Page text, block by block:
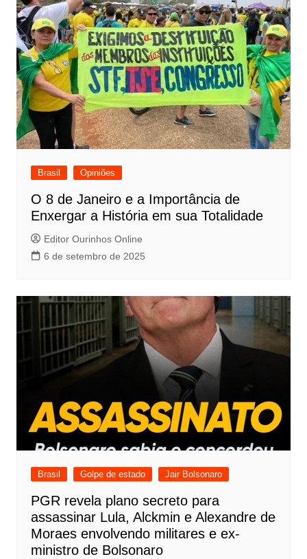
Brasil Opiniões
O 8 de Janeiro e a Importância de
Enxergar a História em sua Totalidade
Editor Ourinhos Online
6 de setembro de 2025
Brasil Golpe de estado Jair Bolsonaro
PGR revela plano secreto para
assassinar Lula, Alckmin e Alexandre de
Moraes envolvendo militares e ex-
ministro de Bolsonaro